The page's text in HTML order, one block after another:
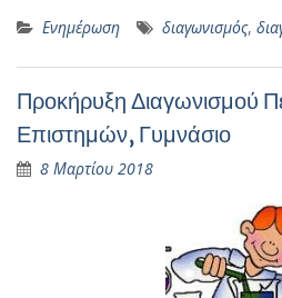
Ενημέρωση διαγωνισμός,
Προκήρυξη Διαγωνισμού
Επιστημών, Γυμνάσιο
8 Μαρτίου 2018